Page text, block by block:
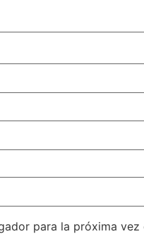
para la próxima vez